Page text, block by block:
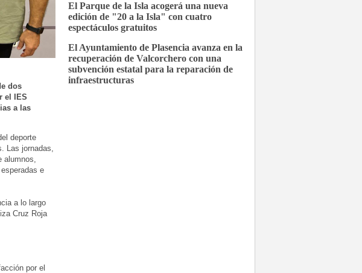
dos
el IES
a las
deporte
Las jornadas,
e
a lo largo
Cruz Roja
por el
El Parque de la Isla acogerá una nueva
edición de "20 a la Isla" con cuatro
espectáculos gratuitos
El Ayuntamiento de Plasencia avanza en la
recuperación de Valcorchero con una
subvención estatal para la reparación de
infraestructuras